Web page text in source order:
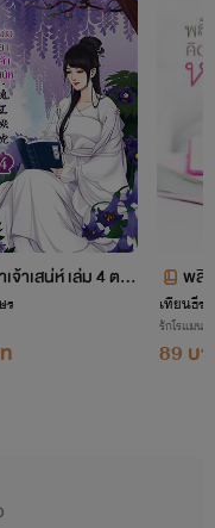
จ้าเสน่ห์ เล่ม 4 ตอ
1003
ร
พลิ
หว
เทียนธีรา
รักโรแมนติ
89 บ